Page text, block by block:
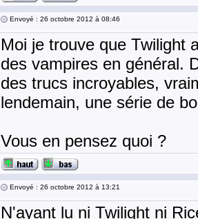
Envoyé : 26 octobre 2012 à 08:46
Moi je trouve que Twilight
des vampires en général.
des trucs incroyables,
lendemain, une série de
Vous en pensez quoi ?
Envoyé : 26 octobre 2012 à 13:21
N'ayant lu ni Twilight ni